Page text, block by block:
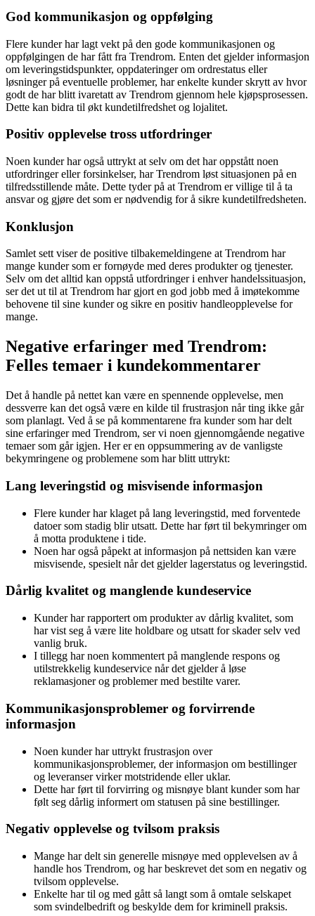
God kommunikasjon og oppfølging
Flere kunder har lagt vekt på den gode kommunikasjonen og
oppfølgingen de har fått fra Trendrom. Enten det gjelder informasjon
om leveringstidspunkter, oppdateringer om ordrestatus eller
løsninger på eventuelle problemer, har enkelte kunder skrytt av hvor
godt de har blitt ivaretatt av Trendrom gjennom hele kjøpsprosessen.
Dette kan bidra til økt kundetilfredshet og lojalitet.
Positiv opplevelse tross utfordringer
Noen kunder har også uttrykt at selv om det har oppstått noen
utfordringer eller forsinkelser, har Trendrom løst situasjonen på en
tilfredsstillende måte. Dette tyder på at Trendrom er villige til å ta
ansvar og gjøre det som er nødvendig for å sikre kundetilfredsheten.
Konklusjon
Samlet sett viser de positive tilbakemeldingene at Trendrom har
mange kunder som er fornøyde med deres produkter og tjenester.
Selv om det alltid kan oppstå utfordringer i enhver handelssituasjon,
ser det ut til at Trendrom har gjort en god jobb med å imøtekomme
behovene til sine kunder og sikre en positiv handleopplevelse for
mange.
Negative erfaringer med Trendrom:
Felles temaer i kundekommentarer
Det å handle på nettet kan være en spennende opplevelse, men
dessverre kan det også være en kilde til frustrasjon når ting ikke går
som planlagt. Ved å se på kommentarene fra kunder som har delt
sine erfaringer med Trendrom, ser vi noen gjennomgående negative
temaer som går igjen. Her er en oppsummering av de vanligste
bekymringene og problemene som har blitt uttrykt:
Lang leveringstid og misvisende informasjon
Flere kunder har klaget på lang leveringstid, med forventede
datoer som stadig blir utsatt. Dette har ført til bekymringer om
å motta produktene i tide.
Noen har også påpekt at informasjon på nettsiden kan være
misvisende, spesielt når det gjelder lagerstatus og leveringstid.
Dårlig kvalitet og manglende kundeservice
Kunder har rapportert om produkter av dårlig kvalitet, som
har vist seg å være lite holdbare og utsatt for skader selv ved
vanlig bruk.
I tillegg har noen kommentert på manglende respons og
utilstrekkelig kundeservice når det gjelder å løse
reklamasjoner og problemer med bestilte varer.
Kommunikasjonsproblemer og forvirrende
informasjon
Noen kunder har uttrykt frustrasjon over
kommunikasjonsproblemer, der informasjon om bestillinger
og leveranser virker motstridende eller uklar.
Dette har ført til forvirring og misnøye blant kunder som har
følt seg dårlig informert om statusen på sine bestillinger.
Negativ opplevelse og tvilsom praksis
Mange har delt sin generelle misnøye med opplevelsen av å
handle hos Trendrom, og har beskrevet det som en negativ og
tvilsom opplevelse.
Enkelte har til og med gått så langt som å omtale selskapet
som svindelbedrift og beskylde dem for kriminell praksis.